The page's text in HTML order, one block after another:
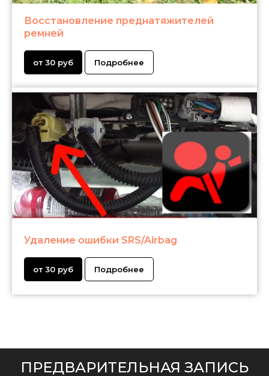
Восстановление преднатяжителей
ремней
от 30 руб Подробнее
Удаление ошибки SRS/Airbag
от 30 руб Подробнее
ПРЕДВАРИТЕЛЬНАЯ ЗАПИСЬ